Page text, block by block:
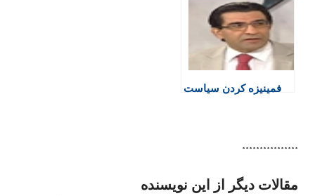
فمینیزه کردن سیاست
****************
مقالات دیگر از این نویسنده